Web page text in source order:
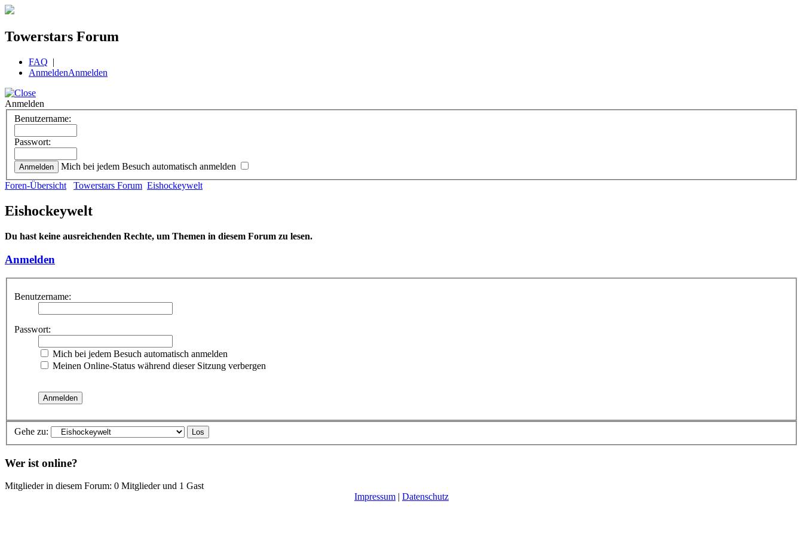
Towerstars Forum
FAQ |
AnmeldenAnmelden
Anmelden
Benutzername:
Passwort:
Mich bei jedem Besuch automatisch anmelden
Foren-Übersicht
Towerstars Forum Eishockeywelt
Eishockeywelt
Du hast keine ausreichenden Rechte, um Themen in diesem Forum zu lesen.
Anmelden
Benutzername:
Passwort:
Mich bei jedem Besuch automatisch anmelden
Meinen Online-Status während dieser Sitzung verbergen
Gehe zu:
Wer ist online?
Mitglieder in diesem Forum: 0 Mitglieder und 1 Gast
Impressum | Datenschutz